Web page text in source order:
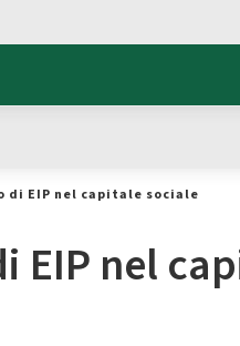
EIP nel capitale sociale
nel